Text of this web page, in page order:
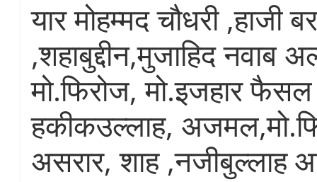
यार मोहम्मद चौधरी ,हाजी
,शहाबुद्दीन,मुजाहिद नवाब
मो.फिरोज, मो.इजहार
हकीकउल्लाह,
असरार, शाह ,नजीबुल्लाह